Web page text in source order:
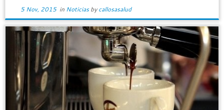
5 Nov, 2015in Noticiasbycallosasalud